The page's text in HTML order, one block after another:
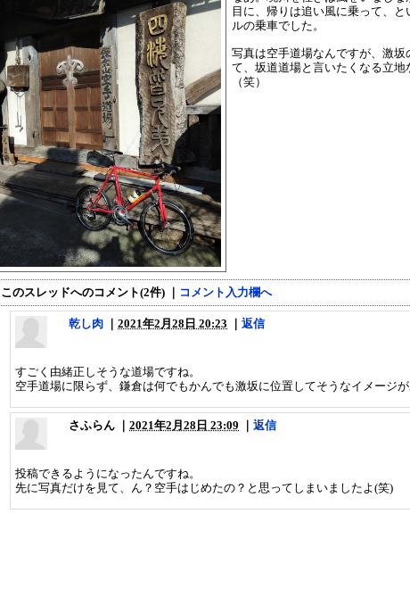
目に、帰りは追い風に乗って、と
ルの乗車でした。
写真は空手道場なんですが、激坂
て、坂道道場と言いたくなる立地
（笑）
このスレッドへのコメント(2件) ｜ コメント入力欄へ
乾し肉 2021年2月28日 20:23 返信
すごく由緒正しそうな道場ですね。
空手道場に限らず、鎌倉は何でもかんでも激坂に位置してそうなイメージが
さふらん ｜ 2021年2月28日 23:09 返信
投稿できるようになったんですね。
先に写真だけを見て、ん？空手はじめたの？と思ってしまいましたよ(笑)